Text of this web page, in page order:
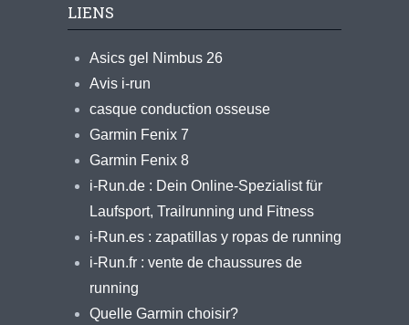
LIENS
Asics gel Nimbus 26
Avis i-run
casque conduction osseuse
Garmin Fenix 7
Garmin Fenix 8
i-Run.de : Dein Online-Spezialist für
Laufsport, Trailrunning und Fitness
i-Run.es : zapatillas y ropas de running
i-Run.fr : vente de chaussures de
running
Quelle Garmin choisir?